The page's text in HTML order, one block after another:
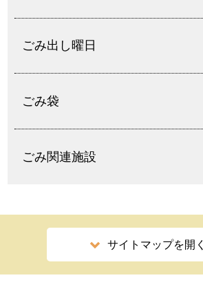
ごみ出し曜日
ごみ袋
ごみ関連施設
サイトマップを開く